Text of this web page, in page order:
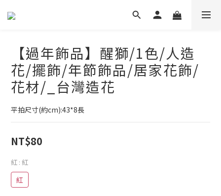
【過年飾品】醒獅/1色/人造
花/擺飾/年節飾品/居家花飾/
花材/_台灣造花
平拍尺寸(約cm):43*8長
NT$80
紅 : 紅
紅